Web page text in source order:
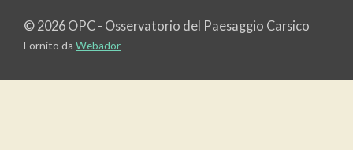
© 2026 OPC - Osservatorio del Paesaggio Carsico
Fornito da Webador